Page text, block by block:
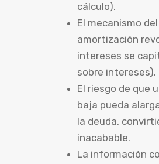
cálculo).
El mecanismo
amortización
intereses se
sobre intereses).
El riesgo de que
baja pueda
la deuda,
inacabable.
La información